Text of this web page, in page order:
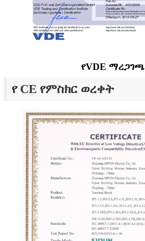
የVDE ማረጋገጫ
የ CE የምስክር ወረቀት